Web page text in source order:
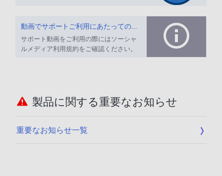
動画でサポートご利用にあたってのお願い
サポート動画をご利用の際にはソーシャ
ルメディア利用規約をご確認ください。
製品に関する重要なお知らせ
重要なお知らせ一覧